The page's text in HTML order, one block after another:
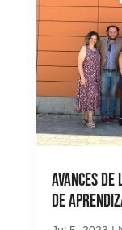
Avances
de